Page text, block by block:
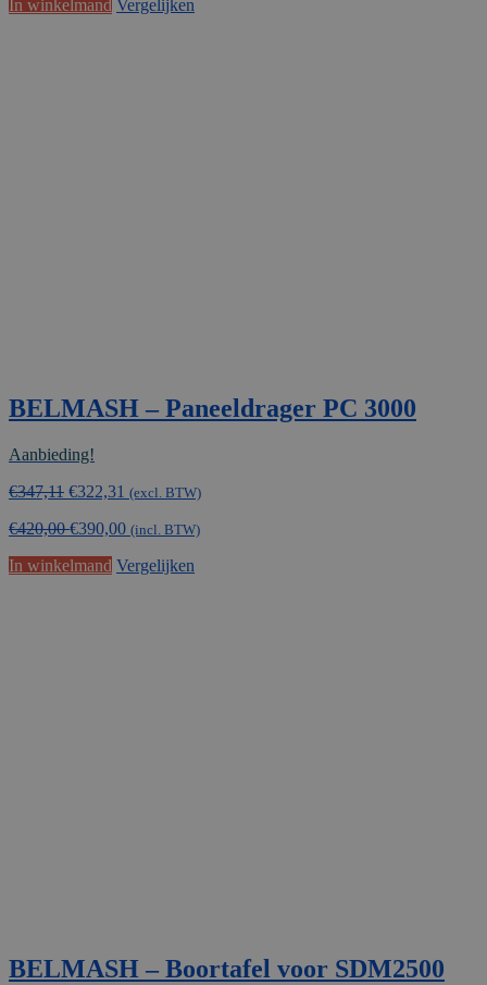
In winkelmand Vergelijken
BELMASH – Paneeldrager PC 3000
Aanbieding!
€347,11 Oorspronkelijke
was:
€322,31 Huidige
is:
(excl. BTW)
€420,00€390,00 (incl. BTW)
In winkelmand Vergelijken
BELMASH – Boortafel voor SDM2500